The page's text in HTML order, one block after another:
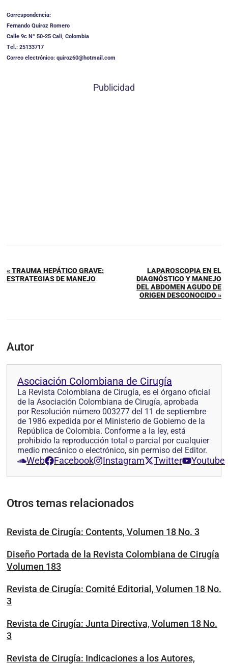
Correspondencia:
Fernando Quiroz Romero
Calle 9c Nº 50-25 Cali, Colombia
Tel.: 25133717
Correo electrónico: quiroz60@hotmail.com
Publicidad
« TRAUMA HEPÁTICO GRAVE:
ESTRATEGIAS DE MANEJO
LAPAROSCOPIA EN EL
DIAGNÓSTICO Y MANEJO
DEL ABDOMEN AGUDO DE
ORIGEN DESCONOCIDO »
Autor
Asociación Colombiana de Cirugía
La Revista Colombiana de Cirugía, es el órgano oficial
de la Asociación Colombiana de Cirugía, aprobada
por Resolución número 003277 del 11 de septiembre
de 1986 expedida por el Ministerio de Gobierno de la
República de Colombia. Conforme a la ley, está
prohibido la reproducción total o parcial por cualquier
medio mecánico o electrónico, sin permiso del Editor.
Web Facebook Instagram Twitter Youtube
Otros temas relacionados
Revista de Cirugía: Contents, Volumen 18 No. 3
Diseño Portada de la Revista Colombiana de Cirugía
Volumen 183
Revista de Cirugía: Comité Editorial, Volumen 18 No.
3
Revista de Cirugía: Junta Directiva, Volumen 18 No.
3
Revista de Cirugía: Indicaciones a los Autores,